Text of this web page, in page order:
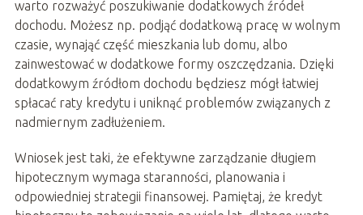
warto rozważyć poszukiwanie dodatkowych źródeł
dochodu. Możesz np. podjąć dodatkową pracę w wolnym
czasie, wynająć część mieszkania lub domu, albo
zainwestować w dodatkowe formy oszczędzania. Dzięki
dodatkowym źródłom dochodu będziesz mógł łatwiej
spłacać raty kredytu i uniknąć problemów związanych z
nadmiernym zadłużeniem.
Wniosek jest taki, że efektywne zarządzanie długiem
hipotecznym wymaga staranności, planowania i
odpowiedniej strategii finansowej. Pamiętaj, że kredyt